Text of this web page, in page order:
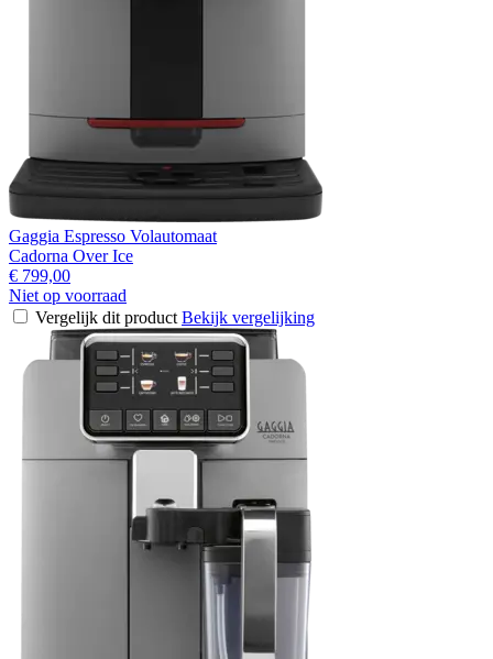
Gaggia Espresso Volautomaat
Cadorna Over Ice
€ 799,00
Niet op voorraad
Vergelijk dit product Bekijk vergelijking